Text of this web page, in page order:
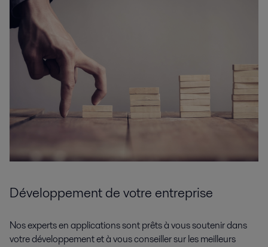
Développement de votre entreprise
Nos experts en applications sont prêts à vous soutenir dans
votre développement et à vous conseiller sur les meilleurs